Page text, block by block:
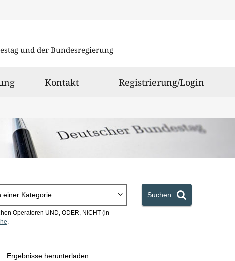
und der Bundesregierung
Kontakt Registrierung/Login
einer Kategorie Suchen
Operatoren UND, ODER, NICHT (in
.
Ergebnisse herunterladen